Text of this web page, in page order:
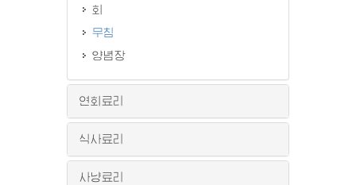
회
무침
양념장
연회료리
식사료리
사냥료리